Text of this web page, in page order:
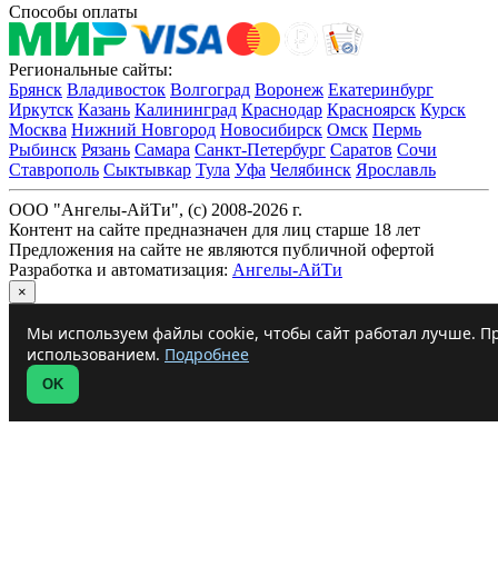
Способы оплаты
Региональные сайты:
Брянск Владивосток Волгоград Воронеж Екатеринбург
Иркутск Казань Калининград Краснодар Красноярск Курск
Москва Нижний Новгород Новосибирск Омск Пермь
Рыбинск Рязань Самара Санкт-Петербург Саратов Сочи
Ставрополь Сыктывкар Тула Уфа Челябинск Ярославль
ООО "Ангелы-АйТи", (c) 2008-2026 г.
Контент на сайте предназначен для лиц старше 18 лет
Предложения на сайте не являются публичной офертой
Разработка и автоматизация: Ангелы-АйТи
×
Мы используем файлы cookie, чтобы сайт работал лучше.
использованием. Подробнее
OK